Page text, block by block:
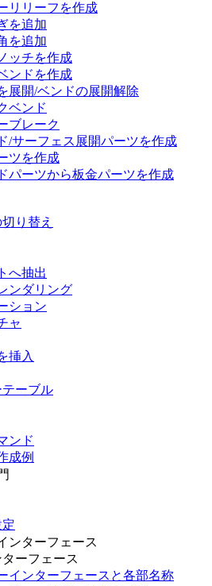
リリーフを作成
を追加
を追加
ッチを作成
ンドを作成
展開/ベンドの展開解除
ベンド
ブレーク
/サーフェス展開パーツを作成
ツを作成
パーツから板金パーツを作成
り替え
へ抽出
ンダリング
ション
ャ
挿入
ーブル
ンド
成例
ンターフェース
ーフェース
インターフェースと各部名称